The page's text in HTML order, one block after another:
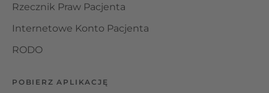
Rzecznik Praw Pacjenta
Internetowe Konto Pacjenta
RODO
POBIERZ APLIKACJĘ